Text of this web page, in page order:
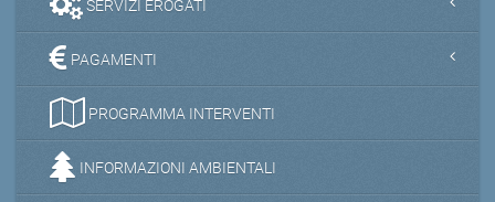
SERVIZI EROGATI
PAGAMENTI
PROGRAMMA INTERVENTI
INFORMAZIONI AMBIENTALI